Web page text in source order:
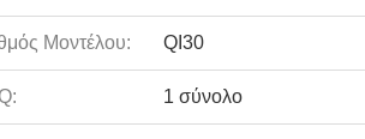
Μοντέλου: QI30
1 σύνολο